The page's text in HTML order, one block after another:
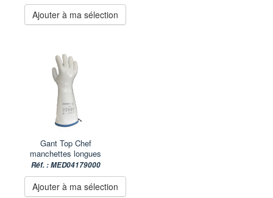
Ajouter à ma sélection
Gant Top Chef
manchettes longues
Réf. : MED04179000
Ajouter à ma sélection